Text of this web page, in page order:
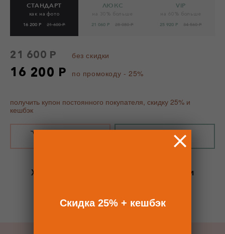
СТАНДАРТ
как на фото
16 200 Р 21 600 Р
ЛЮКС
21 060 Р 28 080 Р
VIP
25 920 Р 34 560 Р
21 600 Р без скидки
16 200 Р по промокоду - 25%
получить купон постоянного покупателя, скидку 25% и
кешбэк
КУПИТЬ В 1 КЛИК
Хотите сразу
и
Скидка 25% + кешбэк